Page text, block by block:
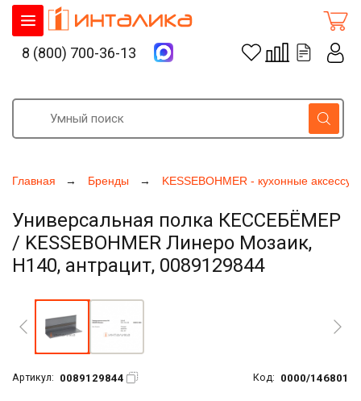
Главная Бренды KESSEBOHMER - кухонные
Универсальная полка КЕССЕБЁМЕР
/ KESSEBOHMER Линеро Мозаик,
Н140, антрацит, 0089129844
Артикул: 0089129844 Код: 0000/146801
8 (800) 700-36-13